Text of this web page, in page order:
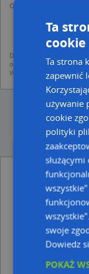
Operator przetwarza dane
dodania ich do
mapach (art. 6
udostępniania
6 ust. 1 lit. f RODO)
Dane pochodzą z
oraz od podmiotów
Więcej informacji dot.
Stanisław
inne
DPD,
Agent
Sokołów Podlaski
VITA,
Litwiniak
Westerplatte 11,
Ta
cookie
Ta strona
zapewnić
używanie
cookie
polityki
swoje
Dowiedz
POKAŻ